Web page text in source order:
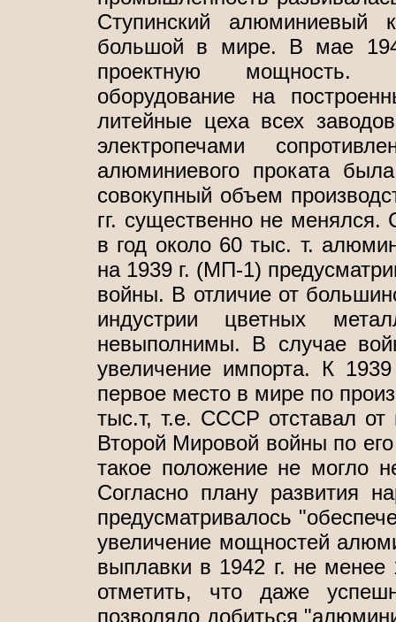
Ступинский
большой в мире. В мае
проектную мощность.
оборудование на
литейные цеха всех
электропечами
алюминиевого проката
совокупный объем
гг. существенно не
в год около 60 тыс. т.
на 1939 г. (МП-1)
войны. В отличие от
индустрии цветных
невыполнимы. В случае
увеличение импорта. К
первое место в мире по
тыс.т, т.е. СССР отставал от
Второй Мировой войны по
такое положение не могло
Согласно плану развития
предусматривалось
увеличение мощностей
выплавки в 1942 г. не
отметить, что даже
позволяло добиться